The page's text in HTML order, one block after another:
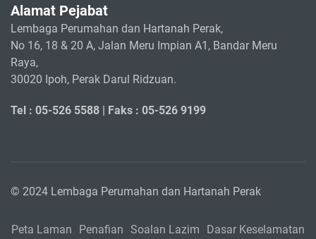
Alamat Pejabat
Lembaga Perumahan dan Hartanah Perak,
No 16, 18 & 20 A, Jalan Meru Impian A1, Bandar Meru
Raya,
30020 Ipoh, Perak Darul Ridzuan.
Tel : 05-526 5588 | Faks : 05-526 9199
© 2024 Lembaga Perumahan dan Hartanah Perak
Peta Laman Penafian Soalan Lazim Dasar Keselamatan